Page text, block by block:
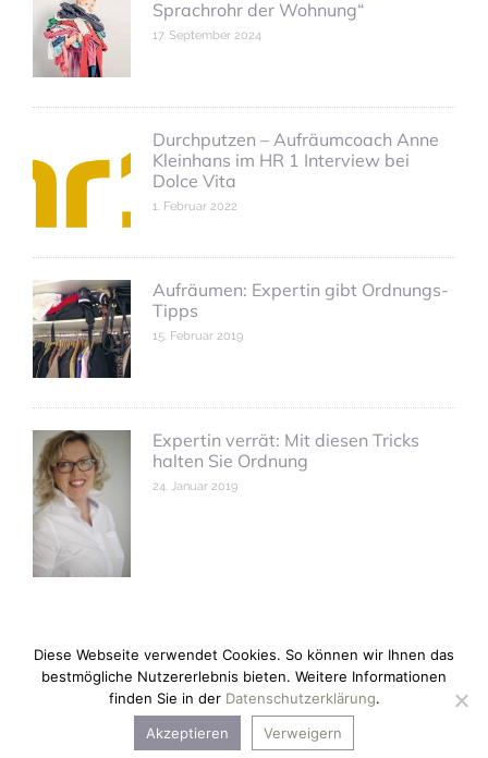
Sprachrohr der Wohnung“
17. September 2024
Durchputzen – Aufräumcoach Anne
Kleinhans im HR 1 Interview bei
Dolce Vita
1. Februar 2022
Aufräumen: Expertin gibt Ordnungs-
Tipps
15. Februar 2019
Expertin verrät: Mit diesen Tricks
halten Sie Ordnung
24. Januar 2019
Copyright © 2026 anne kleinhans.
Diese Webseite verwendet Cookies. So können wir Ihnen das
bestmögliche Nutzererlebnis bieten. Weitere Informationen
finden Sie in der Datenschutzerklärung.
Akzeptieren
Verweigern